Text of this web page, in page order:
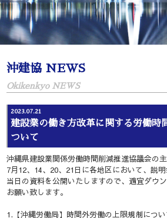
沖建協 NEWS
Okikenkyo NEWS
2023.07.21
建設業の働き方改革に関する労働時
ついて
沖縄県建設業関係労働時間削減推進協議会の主
7月12、14、20、21日に各地区において、説明
当日の資料を公開いたしますので、適宜ダウ
お願い致します。
1.【沖縄労働局】時間外労働の上限規制につ